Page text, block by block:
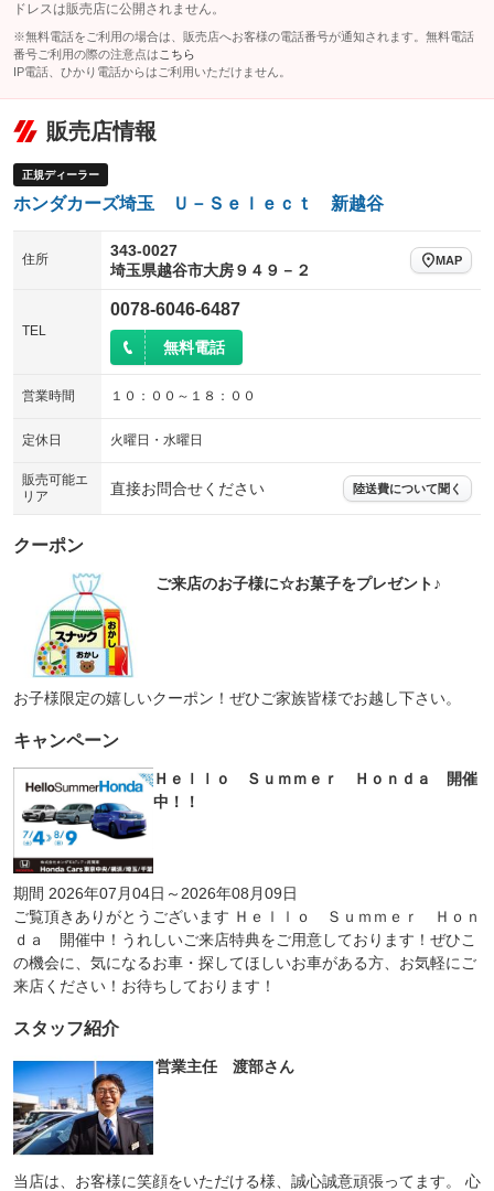
ドレスは販売店に公開されません。
※無料電話をご利用の場合は、販売店へお客様の電話番号が通知されます。無料電話
番号ご利用の際の注意点は こちら
IP電話、ひかり電話からはご利用いただけません。
販売店情報
正規ディーラー
ホンダカーズ埼玉 Ｕ－Ｓｅｌｅｃｔ 新越谷
住所
343-0027
埼玉県越谷市大房９４９－２
MAP
TEL
0078-6046-6487
無料電話
営業時間 １０：００～１８：００
定休日 火曜日・水曜日
販売可能エ
リア
直接お問合せください 陸送費について聞く
クーポン
ご来店のお子様に☆お菓子をプレゼント♪
お子様限定の嬉しいクーポン！ぜひご家族皆様でお越し下さい。
キャンペーン
Ｈｅｌｌｏ Ｓｕｍｍｅｒ Ｈｏｎｄａ 開催
中！！
期間 2026年07月04日～2026年08月09日
ご覧頂きありがとうございます Ｈｅｌｌｏ Ｓｕｍｍｅｒ Ｈｏｎ
ｄａ 開催中！うれしいご来店特典をご用意しております！ぜひこ
の機会に、気になるお車・探してほしいお車がある方、お気軽にご
来店ください！お待ちしております！
スタッフ紹介
営業主任 渡部さん
当店は、お客様に笑顔をいただける様、誠心誠意頑張ってます。 心